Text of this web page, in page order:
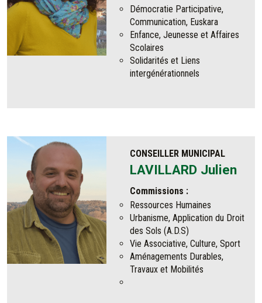
Démocratie Participative,
Communication, Euskara
Enfance, Jeunesse et Affaires
Scolaires
Solidarités et Liens
intergénérationnels
CONSEILLER MUNICIPAL
LAVILLARD Julien
Commissions :
Ressources Humaines
Urbanisme, Application du Droit
des Sols (A.D.S)
Vie Associative, Culture, Sport
Aménagements Durables,
Travaux et Mobilités